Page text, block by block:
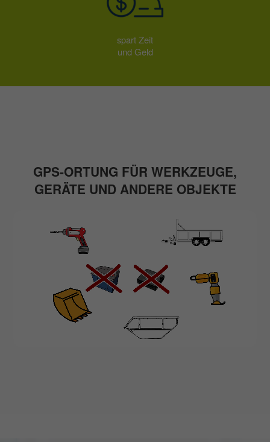
spart Zeit
und Geld
GPS-ORTUNG FÜR WERKZEUGE,
GERÄTE UND ANDERE OBJEKTE